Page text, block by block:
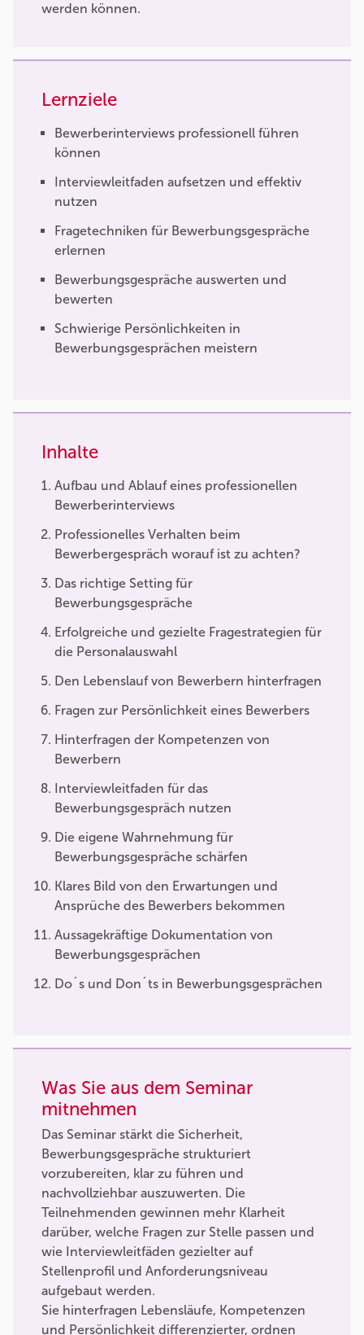
werden können.
Lernziele
Bewerberinterviews professionell führen
können
Interviewleitfaden aufsetzen und effektiv
nutzen
Fragetechniken für Bewerbungsgespräche
erlernen
Bewerbungsgespräche auswerten und
bewerten
Schwierige Persönlichkeiten in
Bewerbungsgesprächen meistern
Inhalte
Aufbau und Ablauf eines professionellen
Bewerberinterviews
Professionelles Verhalten beim
Bewerbergespräch worauf ist zu achten?
Das richtige Setting für
Bewerbungsgespräche
Erfolgreiche und gezielte Fragestrategien für
die Personalauswahl
Den Lebenslauf von Bewerbern hinterfragen
Fragen zur Persönlichkeit eines Bewerbers
Hinterfragen der Kompetenzen von
Bewerbern
Interviewleitfaden für das
Bewerbungsgespräch nutzen
Die eigene Wahrnehmung für
Bewerbungsgespräche schärfen
Klares Bild von den Erwartungen und
Ansprüche des Bewerbers bekommen
Aussagekräftige Dokumentation von
Bewerbungsgesprächen
Do´s und Don´ts in Bewerbungsgesprächen
Was Sie aus dem Seminar
mitnehmen
Das Seminar stärkt die Sicherheit,
Bewerbungsgespräche strukturiert
vorzubereiten, klar zu führen und
nachvollziehbar auszuwerten. Die
Teilnehmenden gewinnen mehr Klarheit
darüber, welche Fragen zur Stelle passen und
wie Interviewleitfäden gezielter auf
Stellenprofil und Anforderungsniveau
aufgebaut werden.
Sie hinterfragen Lebensläufe, Kompetenzen
und Persönlichkeit differenzierter, ordnen